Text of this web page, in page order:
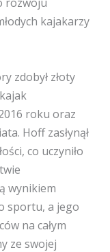
kajakarzy
zdobył złoty
roku oraz
Hoff zasłynął
co uczyniło
wynikiem
sportu, a jego
na całym
ze swojej